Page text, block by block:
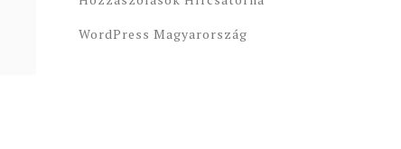
WordPress Magyarország